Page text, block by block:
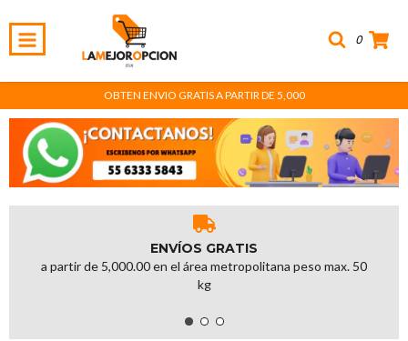
0
OBTEN ENVIO GRATIS A PARTIR DE 5,000
ENVÍOS GRATIS
a partir de 5,000.00 en el área metropolitana peso max. 50
kg